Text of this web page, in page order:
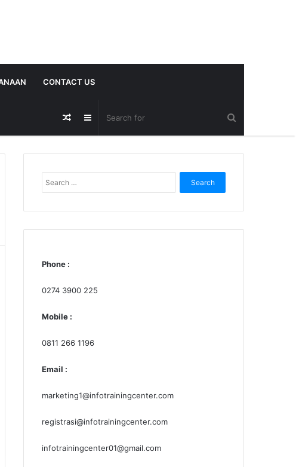
CONTACT US
Sidebar
Random
Post
for:
Phone :
0274 3900 225
Mobile :
0811 266 1196
Email :
marketing1@infotrainingcenter.com
registrasi@infotrainingcenter.com
infotrainingcenter01@gmail.com